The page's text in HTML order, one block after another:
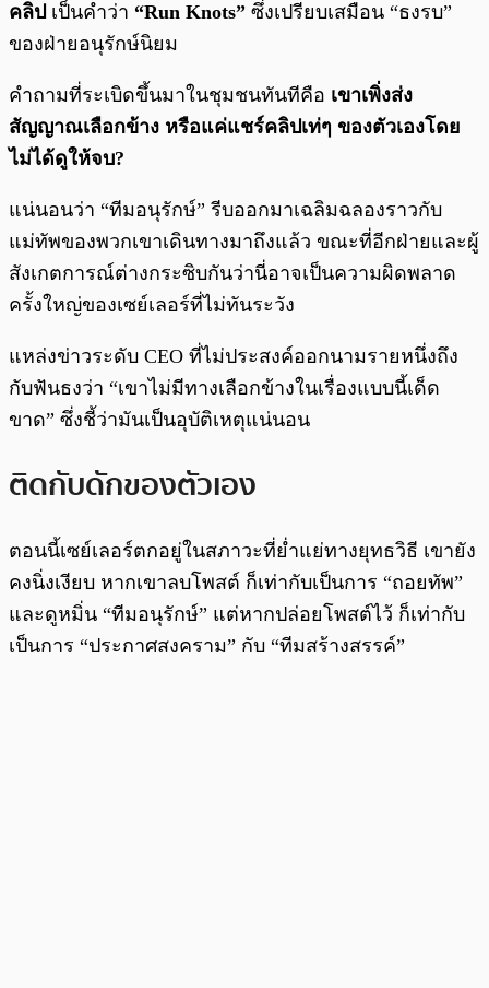
คลิป เป็นคำว่า “Run Knots” ซึ่งเปรียบเสมือน “ธงรบ”
ของฝ่ายอนุรักษ์นิยม
คำถามที่ระเบิดขึ้นมาในชุมชนทันทีคือ เขาเพิ่งส่ง
สัญญาณเลือกข้าง หรือแค่แชร์คลิปเท่ๆ ของตัวเองโดย
ไม่ได้ดูให้จบ?
แน่นอนว่า “ทีมอนุรักษ์” รีบออกมาเฉลิมฉลองราวกับ
แม่ทัพของพวกเขาเดินทางมาถึงแล้ว ขณะที่อีกฝ่ายและผู้
สังเกตการณ์ต่างกระซิบกันว่านี่อาจเป็นความผิดพลาด
ครั้งใหญ่ของเซย์เลอร์ที่ไม่ทันระวัง
แหล่งข่าวระดับ CEO ที่ไม่ประสงค์ออกนามรายหนึ่งถึง
กับฟันธงว่า “เขาไม่มีทางเลือกข้างในเรื่องแบบนี้เด็ด
ขาด” ซึ่งชี้ว่ามันเป็นอุบัติเหตุแน่นอน
ติดกับดักของตัวเอง
ตอนนี้เซย์เลอร์ตกอยู่ในสภาวะที่ย่ำแย่ทางยุทธวิธี เขายัง
คงนิ่งเงียบ หากเขาลบโพสต์ ก็เท่ากับเป็นการ “ถอยทัพ”
และดูหมิ่น “ทีมอนุรักษ์” แต่หากปล่อยโพสต์ไว้ ก็เท่ากับ
เป็นการ “ประกาศสงคราม” กับ “ทีมสร้างสรรค์”